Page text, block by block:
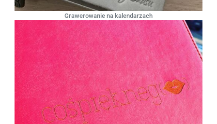
Grawerowanie na kalendarzach